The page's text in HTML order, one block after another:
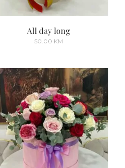
All day long
50.00 KM